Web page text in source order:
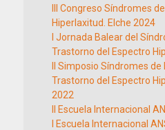
III Congreso Síndromes
Hiperlaxitud. Elche 2024
I Jornada Balear del
Trastorno del Espectro
II Simposio Síndromes
Trastorno del Espectro
2022
II Escuela Internacional
I Escuela Internacional